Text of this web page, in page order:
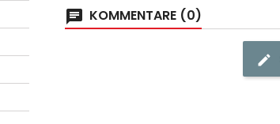
KOMMENTARE (0)